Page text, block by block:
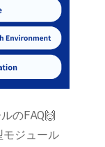
のFAQ🙌
モジュール